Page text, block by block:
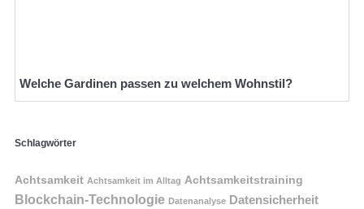
Welche Gardinen passen zu welchem Wohnstil?
Schlagwörter
Achtsamkeit Achtsamkeit im Alltag Achtsamkeitstraining
Blockchain-Technologie Datenanalyse Datensicherheit